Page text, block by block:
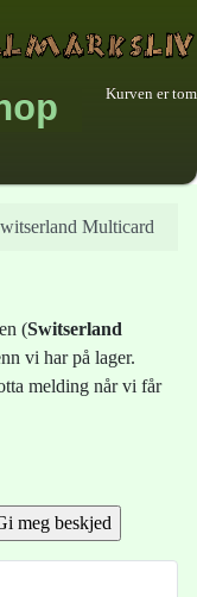
Kurven er tom
Multicard
(Switserland
vi har på lager.
melding når vi får